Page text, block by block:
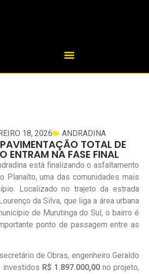
18, 2026 ANDRADINA
TOTAL DE
ENTRAM NA FASE FINAL
está finalizando o asfaltamento
Planalto, uma das comunidades mais
Localizado no trajeto da estrada
da Silva, que liga a área urbana
de Murutinga do Sul, o bairro é
ponto de passagem entre as
de Obras, engenheiro Geraldo
investidos R$ 1.897.000,00 no projeto,